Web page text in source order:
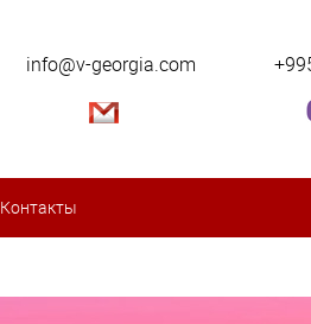
info@v-georgia.com
Контакты